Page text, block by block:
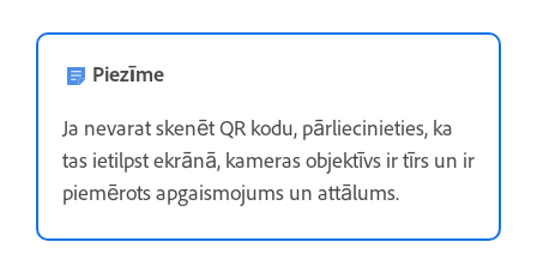
Piezīme
Ja nevarat skenēt QR kodu, pārliecinieties, ka
tas ietilpst ekrānā, kameras objektīvs ir tīrs un ir
piemērots apgaismojums un attālums.